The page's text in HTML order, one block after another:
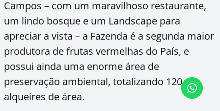
Campos – com um maravilhoso restaurante,
um lindo bosque e um Landscape para
apreciar a vista – a Fazenda é a segunda maior
produtora de frutas vermelhas do País, e
possui ainda uma enorme área de
preservação ambiental, totalizando 120
alqueires de área.